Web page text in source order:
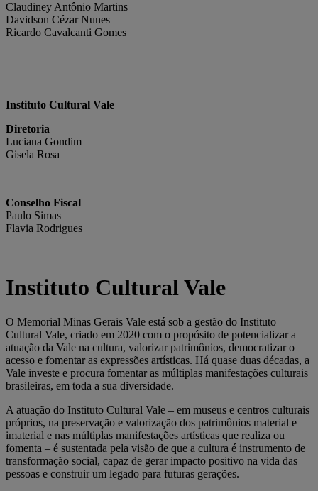
Claudiney Antônio Martins
Davidson Cézar Nunes
Ricardo Cavalcanti Gomes
Instituto Cultural Vale
Diretoria
Luciana Gondim
Gisela Rosa
Conselho Fiscal
Paulo Simas
Flavia Rodrigues
Instituto Cultural Vale
O Memorial Minas Gerais Vale está sob a gestão do Instituto
Cultural Vale, criado em 2020 com o propósito de potencializar a
atuação da Vale na cultura, valorizar patrimônios, democratizar o
acesso e fomentar as expressões artísticas. Há quase duas décadas, a
Vale investe e procura fomentar as múltiplas manifestações culturais
brasileiras, em toda a sua diversidade.
A atuação do Instituto Cultural Vale – em museus e centros culturais
próprios, na preservação e valorização dos patrimônios material e
imaterial e nas múltiplas manifestações artísticas que realiza ou
fomenta – é sustentada pela visão de que a cultura é instrumento de
transformação social, capaz de gerar impacto positivo na vida das
pessoas e construir um legado para futuras gerações.